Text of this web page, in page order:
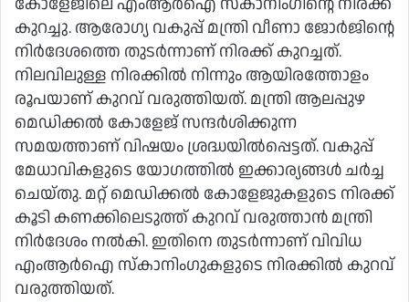
കുറച്ചു. ആരോഗ്യ വകുപ്പ് മന്ത്രി വീണാ ജോര്‍ജിന്റെ
നിര്‍ദേശത്തെ തുടര്‍ന്നാണ് നിരക്ക് കുറച്ചത്.
നിലവിലുള്ള നിരക്കില്‍ നിന്നും ആയിരത്തോളം
രൂപയാണ് കുറവ് വരുത്തിയത്. മന്ത്രി ആലപ്പുഴ
മെഡിക്കല്‍ കോളേജ് സന്ദര്‍ശിക്കുന്ന
സമയത്താണ് വിഷയം ശ്രദ്ധയില്‍പ്പെട്ടത്. വകുപ്പ്
മേധാവികളുടെ യോഗത്തില്‍ ഇക്കാര്യങ്ങള്‍ ചര്‍ച്ച
ചെയ്തു. മറ്റ് മെഡിക്കല്‍ കോളേജുകളുടെ നിരക്ക്
കൂടി കണക്കിലെടുത്ത് കുറവ് വരുത്താന്‍ മന്ത്രി
നിര്‍ദേശം നല്‍കി. ഇതിനെ തുടര്‍ന്നാണ് വിവിധ
എംആര്‍ഐ സ്‌കാനിംഗുകളുടെ നിരക്കില്‍ കുറവ്
വരുത്തിയത്.